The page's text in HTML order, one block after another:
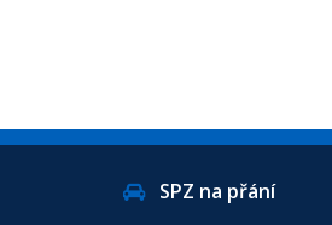
SPZ na přání